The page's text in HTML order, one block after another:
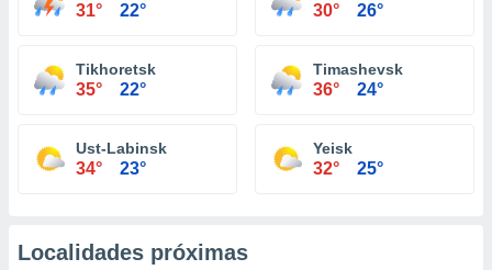
31° 22° 30° 26°
Tikhoretsk
35° 22°
Timashevsk
36° 24°
Ust-Labinsk
34° 23°
Yeisk
32° 25°
Localidades próximas